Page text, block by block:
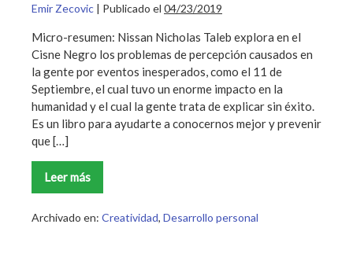
Emir Zecovic | Publicado el 04/23/2019
Micro-resumen: Nissan Nicholas Taleb explora en el
Cisne Negro los problemas de percepción causados en
la gente por eventos inesperados, como el 11 de
Septiembre, el cual tuvo un enorme impacto en la
humanidad y el cual la gente trata de explicar sin éxito.
Es un libro para ayudarte a conocernos mejor y prevenir
que […]
Leer más
El
Cisne
Resumen
Archivado en: Creatividad, Desarrollo personal